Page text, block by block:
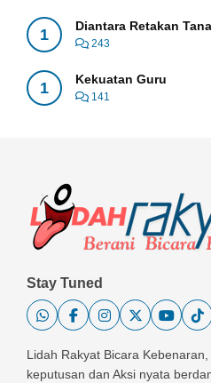
1 Diantara Retakan
243
1 Kekuatan Guru
141
Stay Tuned
Lidah Rakyat Bicara
keputusan dan Aksi nyata